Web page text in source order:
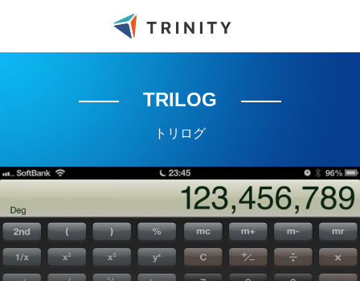
TRILOG
トリログ